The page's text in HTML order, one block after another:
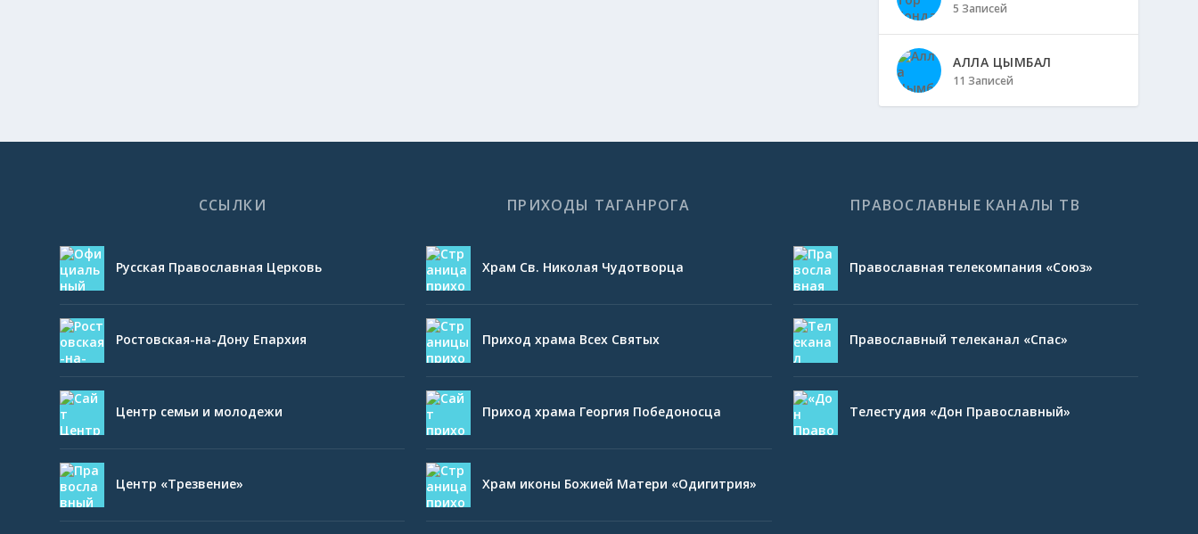
5 Записей
АЛЛА ЦЫМБАЛ
11 Записей
ССЫЛКИ
Русская Православная Церковь
Ростовская-на-Дону Епархия
Центр семьи и молодежи
Центр «Трезвение»
ПРИХОДЫ ТАГАНРОГА
Храм Св. Николая Чудотворца
Приход храма Всех Святых
Приход храма Георгия Победоносца
Храм иконы Божией Матери «Одигитрия»
ПРАВОСЛАВНЫЕ КАНАЛЫ ТВ
Православная телекомпания «Союз»
Православный телеканал «Спас»
Телестудия «Дон Православный»